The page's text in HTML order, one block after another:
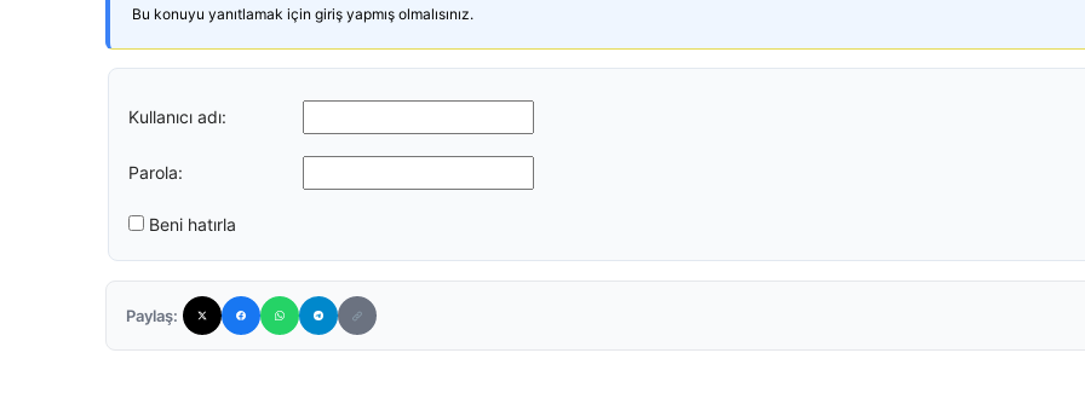
Bu konuyu yanıtlamak için giriş yapmış olmalısınız.
Kullanıcı adı:
Parola:
Beni hatırla
Paylaş: